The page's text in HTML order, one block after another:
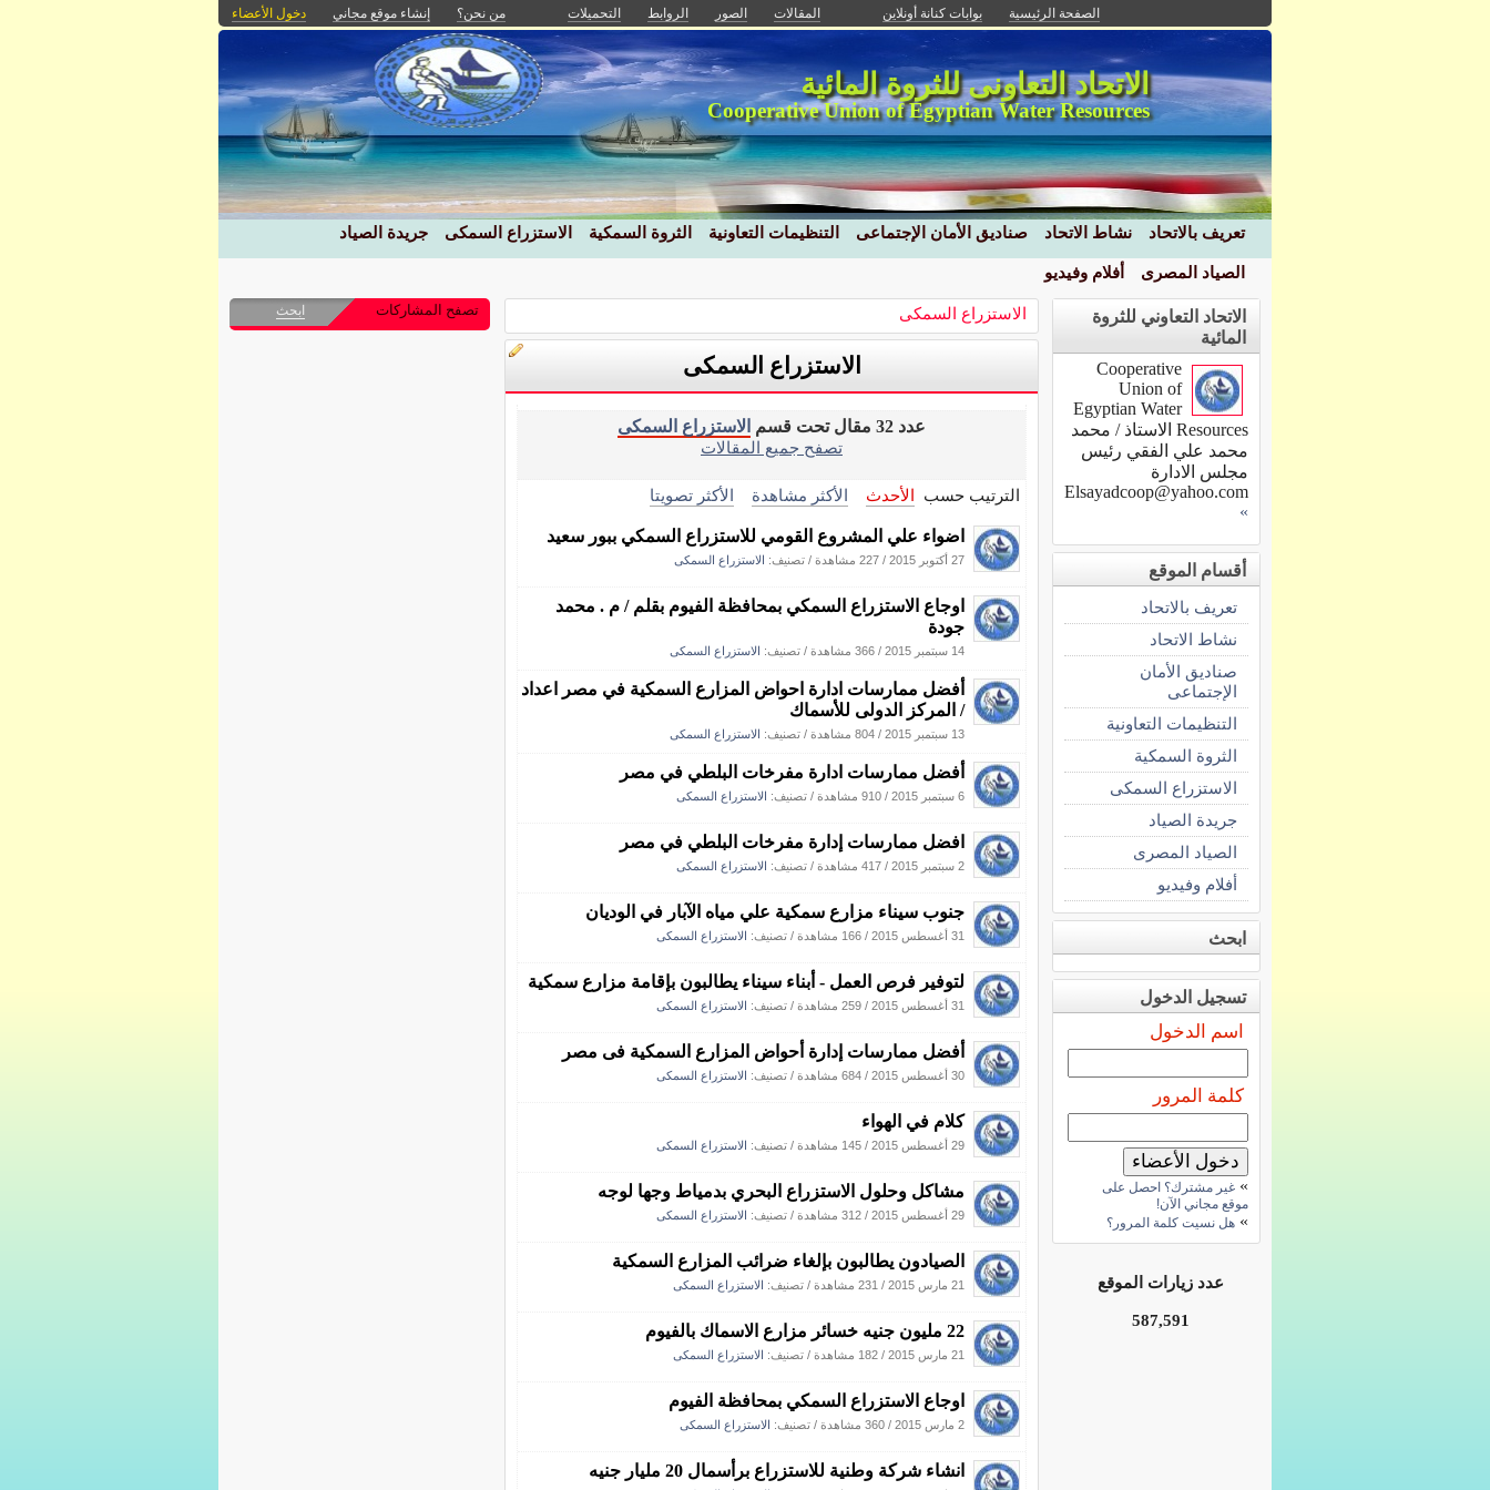
الصفحة الرئيسية بوابات كنانة أونلاين المقالات الصور الروابط التحميلات من نحن؟ إنشاء موقع مجاني دخول الأعضاء
الاتحاد التعاونى للثروة المائية
Cooperative Union of Egyptian Water Resources
تعريف بالاتحاد نشاط الاتحاد صناديق الأمان الإجتماعى التنظيمات التعاونية الثروة السمكية الاستزراع السمكى جريدة الصياد
الصياد المصرى أفلام وفيديو
الاستزراع السمكى
الاستزراع السمكى
عدد 32 مقال تحت قسم
الاستزراع السمكى
تصفح جميع المقالات
الترتيب حسب الأحدث الأكثر مشاهدة الأكثر تصويتا
اضواء علي المشروع القومي للاستزراع السمكي ببور سعيد
27 أكتوبر 2015 / 227 مشاهدة / تصنيف: الاستزراع السمكى
اوجاع الاستزراع السمكي بمحافظة الفيوم بقلم / م . محمد
جودة
14 سبتمبر 2015 / 366 مشاهدة / تصنيف: الاستزراع السمكى
أفضل ممارسات ادارة احواض المزارع السمكية في مصر اعداد
/ المركز الدولى للأسماك
13 سبتمبر 2015 / 804 مشاهدة / تصنيف: الاستزراع السمكى
أفضل ممارسات ادارة مفرخات البلطي في مصر
6 سبتمبر 2015 / 910 مشاهدة / تصنيف: الاستزراع السمكى
افضل ممارسات إدارة مفرخات البلطي في مصر
2 سبتمبر 2015 / 417 مشاهدة / تصنيف: الاستزراع السمكى
جنوب سيناء مزارع سمكية علي مياه الآبار في الوديان
31 أغسطس 2015 / 166 مشاهدة / تصنيف: الاستزراع السمكى
لتوفير فرص العمل - أبناء سيناء يطالبون بإقامة مزارع سمكية
31 أغسطس 2015 / 259 مشاهدة / تصنيف: الاستزراع السمكى
أفضل ممارسات إدارة أحواض المزارع السمكية فى مصر
30 أغسطس 2015 / 684 مشاهدة / تصنيف: الاستزراع السمكى
كلام في الهواء
29 أغسطس 2015 / 145 مشاهدة / تصنيف: الاستزراع السمكى
مشاكل وحلول الاستزراع البحري بدمياط وجها لوجه
29 أغسطس 2015 / 312 مشاهدة / تصنيف: الاستزراع السمكى
الصيادون يطالبون بإلغاء ضرائب المزارع السمكية
21 مارس 2015 / 231 مشاهدة / تصنيف: الاستزراع السمكى
22 مليون جنيه خسائر مزارع الاسماك بالفيوم
21 مارس 2015 / 182 مشاهدة / تصنيف: الاستزراع السمكى
اوجاع الاستزراع السمكي بمحافظة الفيوم
2 مارس 2015 / 360 مشاهدة / تصنيف: الاستزراع السمكى
انشاء شركة وطنية للاستزراع برأسمال 20 مليار جنيه
الاتحاد التعاوني للثروة
المائية
Cooperative
Union of
Egyptian Water
Resources الاستاذ / محمد
محمد علي الفقي رئيس
مجلس الادارة
Elsayadcoop@yahoo.com
»
أقسام الموقع
تعريف بالاتحاد
نشاط الاتحاد
صناديق الأمان
الإجتماعى
التنظيمات التعاونية
الثروة السمكية
الاستزراع السمكى
جريدة الصياد
الصياد المصرى
أفلام وفيديو
ابحث
تسجيل الدخول
اسم الدخول
كلمة المرور
» غير مشترك؟ احصل على
موقع مجاني الآن!
» هل نسيت كلمة المرور؟
عدد زيارات الموقع
587,591
تصفح المشاركات ابحث